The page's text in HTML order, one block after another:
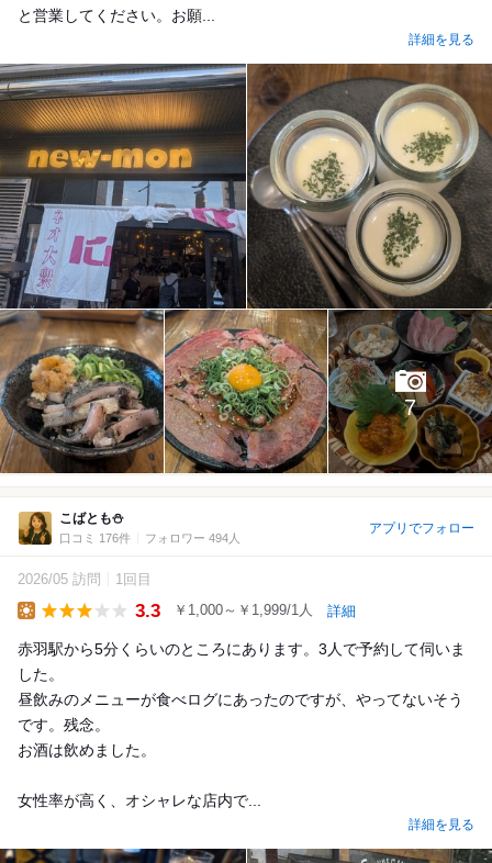
と営業してください。お願...
詳細を見る
7
こばとも⛄️
口コミ 176件 フォロワー 494人
アプリでフォロー
2026/05 訪問 1回目
3.3 ￥1,000～￥1,999/1人 詳細
赤羽駅から5分くらいのところにあります。3人で予約して伺いま
した。
昼飲みのメニューが食べログにあったのですが、やってないそう
です。残念。
お酒は飲めました。
女性率が高く、オシャレな店内で...
詳細を見る